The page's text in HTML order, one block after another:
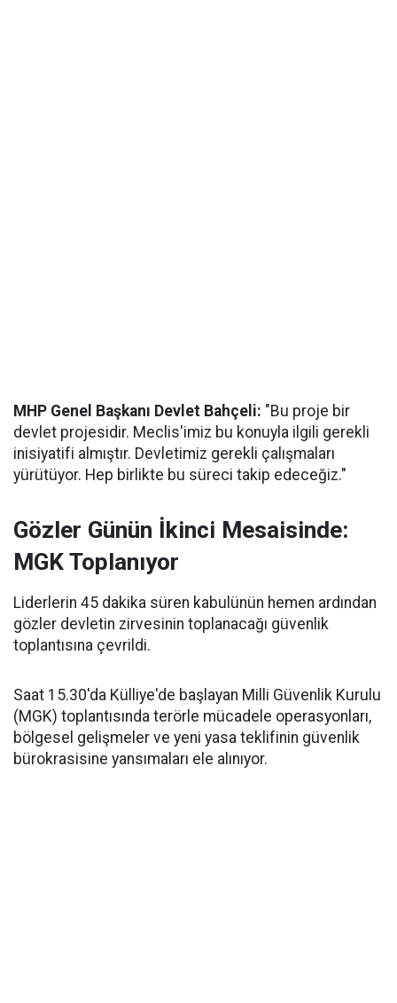
MHP Genel Başkanı Devlet Bahçeli: "Bu proje bir
devlet projesidir. Meclis'imiz bu konuyla ilgili gerekli
inisiyatifi almıştır. Devletimiz gerekli çalışmaları
yürütüyor. Hep birlikte bu süreci takip edeceğiz."
Gözler Günün İkinci Mesaisinde:
MGK Toplanıyor
Liderlerin 45 dakika süren kabulünün hemen ardından
gözler devletin zirvesinin toplanacağı güvenlik
toplantısına çevrildi.
Saat 15.30'da Külliye'de başlayan Milli Güvenlik Kurulu
(MGK) toplantısında terörle mücadele operasyonları,
bölgesel gelişmeler ve yeni yasa teklifinin güvenlik
bürokrasisine yansımaları ele alınıyor.